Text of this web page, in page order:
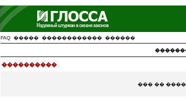
FAQ ����� ������������ ������
����������
��� ��